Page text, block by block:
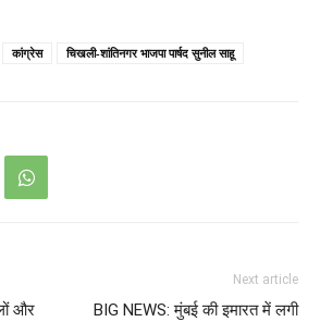
कांग्रेस चिखली-शांतिनगर भाजपा पार्षद सुनील साहू
और
Next article
BIG NEWS: मुंबई की इमारत में लगी